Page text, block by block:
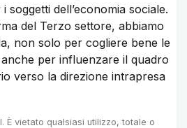
soggetti dell’economia sociale.
del Terzo settore, abbiamo
non solo per cogliere bene le
per influenzare il quadro
verso la direzione intrapresa
È vietato qualsiasi utilizzo, totale o